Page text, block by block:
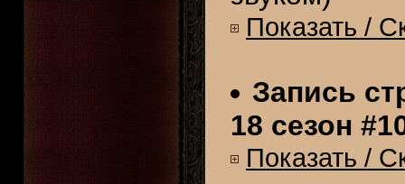
Показать /
Запись
18 сезон
Показать /